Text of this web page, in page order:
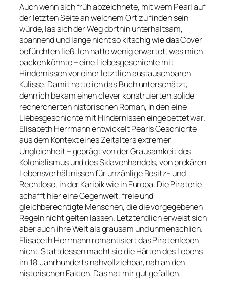
Auch wenn sich früh abzeichnete, mit wem Pearl auf
der letzten Seite an welchem Ort zu finden sein
würde, las sich der Weg dorthin unterhaltsam,
spannend und lange nicht so kitschig wie das Cover
befürchten ließ. Ich hatte wenig erwartet, was mich
packen könnte – eine Liebesgeschichte mit
Hindernissen vor einer letztlich austauschbaren
Kulisse. Damit hatte ich das Buch unterschätzt,
denn ich bekam einen clever konstruierten,solide
rechercherten historischen Roman, in den eine
Liebesgeschichte mit Hindernissen eingebettet war.
Elisabeth Herrmann entwickelt Pearls Geschichte
aus dem Kontext eines Zeitalters extremer
Ungleichheit – geprägt von der Grausamkeit des
Kolonialismus und des Sklavenhandels, von prekären
Lebensverhältnissen für unzählige Besitz- und
Rechtlose, in der Karibik wie in Europa. Die Piraterie
schafft hier eine Gegenwelt, freie und
gleichberechtigte Menschen, die die vorgegebenen
Regeln nicht gelten lassen. Letztendlich erweist sich
aber auch ihre Welt als grausam und unmenschlich.
Elisabeth Herrmann romantisiert das Piratenleben
nicht. Stattdessen macht sie die Härten des Lebens
im 18. Jahrhunderts nahvollziehbar, nah an den
historischen Fakten. Das hat mir gut gefallen.